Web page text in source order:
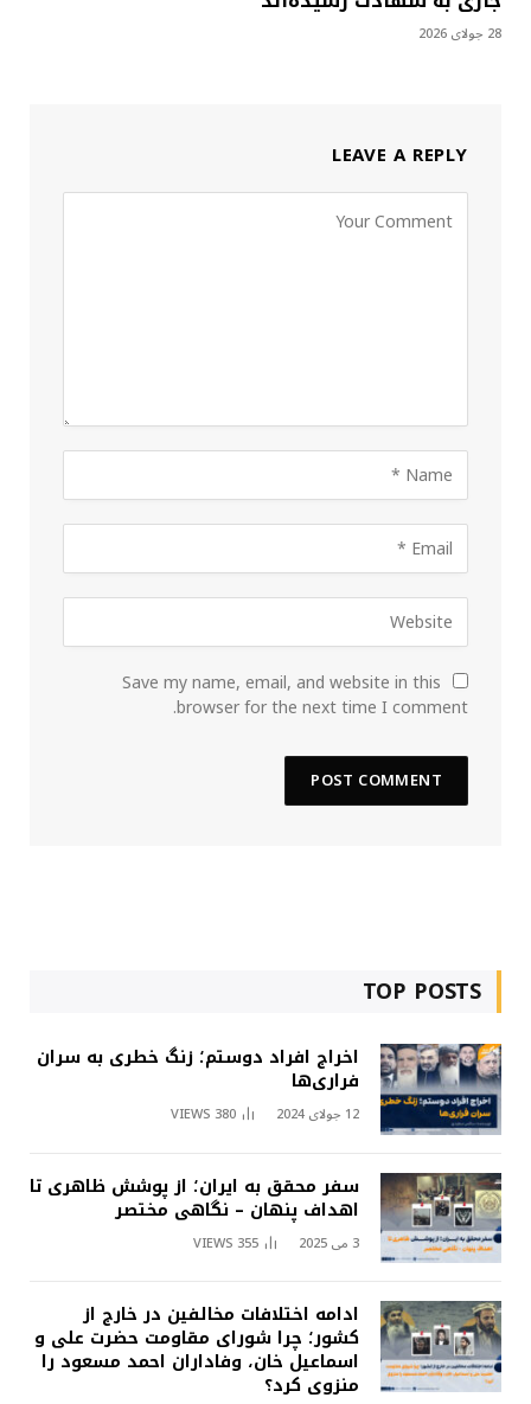
28 جولای 2026
LEAVE A REPLY
Save my name, email, and website in this
browser for the next time I comment.
TOP POSTS
اخراج افراد دوستم؛ زنگ خطری به سران
فراری‌ها
12 جولای 2024 380
VIEWS
سفر محقق به ایران؛ از پوشش ظاهری تا
اهداف پنهان – نگاهی مختصر
3 می 2025 355
VIEWS
ادامه اختلافات مخالفین در خارج از
کشور؛ چرا شورای مقاومت حضرت علی و
اسماعیل خان، وفاداران احمد مسعود را
منزوی کرد؟